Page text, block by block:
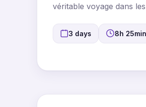
véritable voyage dans
3 days 8h 25min